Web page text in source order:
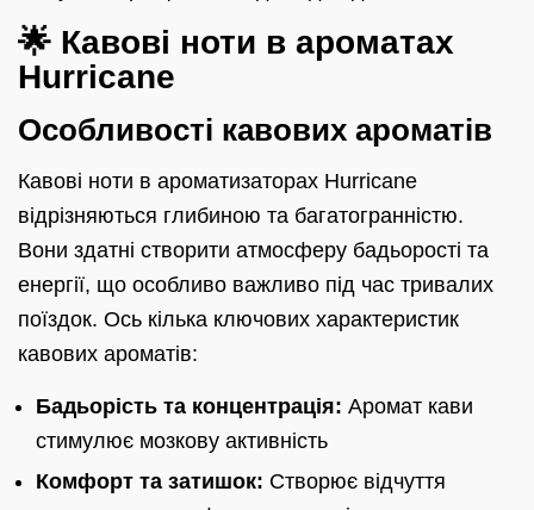
🌟 Кавові ноти в ароматах
Hurricane
Особливості кавових ароматів
Кавові ноти в ароматизаторах Hurricane
відрізняються глибиною та багатогранністю.
Вони здатні створити атмосферу бадьорості та
енергії, що особливо важливо під час тривалих
поїздок. Ось кілька ключових характеристик
кавових ароматів:
Бадьорість та концентрація: Аромат кави
стимулює мозкову активність
Комфорт та затишок: Створює відчуття